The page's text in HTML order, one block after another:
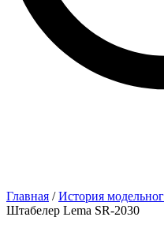
Главная /История
Штабелер Lema SR-2030